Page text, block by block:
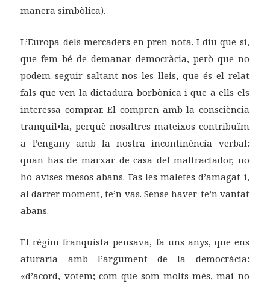
manera simbòlica).
L’Europa dels mercaders en pren nota. I diu que sí,
que fem bé de demanar democràcia, però que no
podem seguir saltant-nos les lleis, que és el relat
fals que ven la dictadura borbònica i que a ells els
interessa comprar. El compren amb la consciència
tranquil•la, perquè nosaltres mateixos contribuïm
a l’engany amb la nostra incontinència verbal:
quan has de marxar de casa del maltractador, no
ho avises mesos abans. Fas les maletes d’amagat i,
al darrer moment, te’n vas. Sense haver-te’n vantat
abans.
El règim franquista pensava, fa uns anys, que ens
aturaria amb l’argument de la democràcia:
«d’acord, votem; com que som molts més, mai no